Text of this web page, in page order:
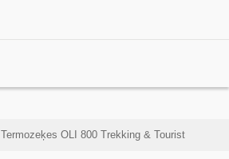
Termozeķes OLI 800 Trekking & Tourist